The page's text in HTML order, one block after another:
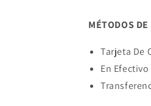
MÉTODOS DE
Tarjeta De
En